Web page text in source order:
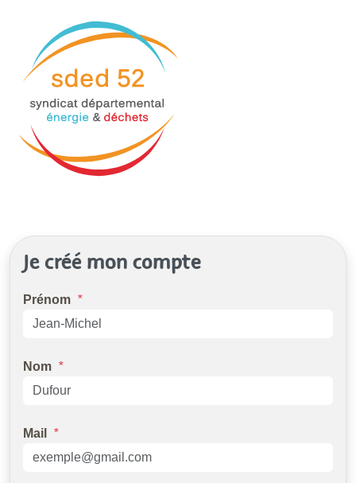
Je créé mon compte
Prénom *
Nom *
Mail *